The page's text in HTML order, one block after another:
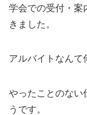
学会での受付・案
きました。
アルバイトなんて
やったことのない
うです。